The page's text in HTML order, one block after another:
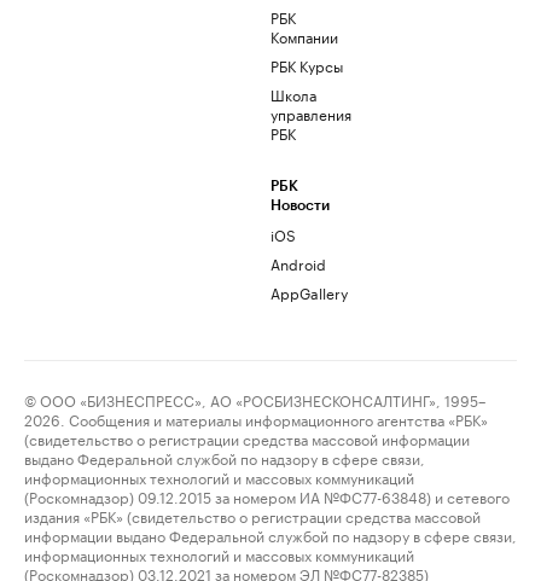
РБК
Компании
РБК Курсы
Школа
управления
РБК
РБК
Новости
iOS
Android
AppGallery
© ООО «БИЗНЕСПРЕСС», АО «РОСБИЗНЕСКОНСАЛТИНГ», 1995–
2026. Сообщения и материалы информационного агентства «РБК»
(свидетельство о регистрации средства массовой информации
выдано Федеральной службой по надзору в сфере связи,
информационных технологий и массовых коммуникаций
(Роскомнадзор) 09.12.2015 за номером ИА №ФС77-63848) и сетевого
издания «РБК» (свидетельство о регистрации средства массовой
информации выдано Федеральной службой по надзору в сфере связи,
информационных технологий и массовых коммуникаций
(Роскомнадзор) 03.12.2021 за номером ЭЛ №ФС77-82385)